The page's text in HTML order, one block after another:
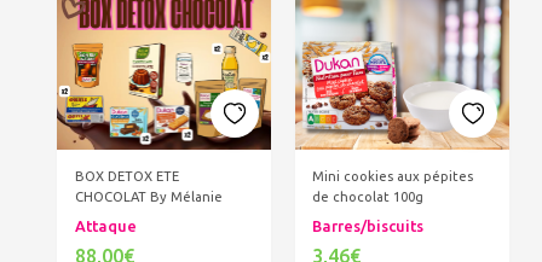
BOX DETOX ETE
CHOCOLAT By Mélanie
Attaque
88,00€
Mini cookies aux pépites
de chocolat 100g
Barres/biscuits
3,46€